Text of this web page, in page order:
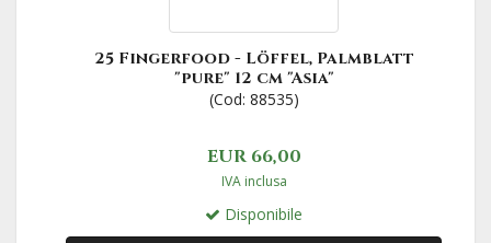
25 Fingerfood - Löffel, Palmblatt
"pure" 12 cm "Asia"
(Cod: 88535)
EUR 66,00
IVA inclusa
Disponibile